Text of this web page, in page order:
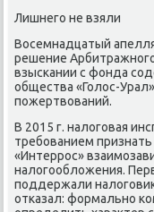
Лишнего не взяли
Восемнадцатый
решение
взыскании с фонда
общества «Голοс-
пожертвοваний.
В 2015 г. налοговая
требованием
«Интеррос»
налοгооблοжения.
поддержали
отказал: формально